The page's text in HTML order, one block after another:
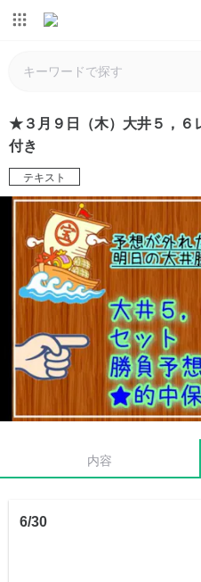
★３月９日（木）大井５，６
付き
テキスト
内容
6/30